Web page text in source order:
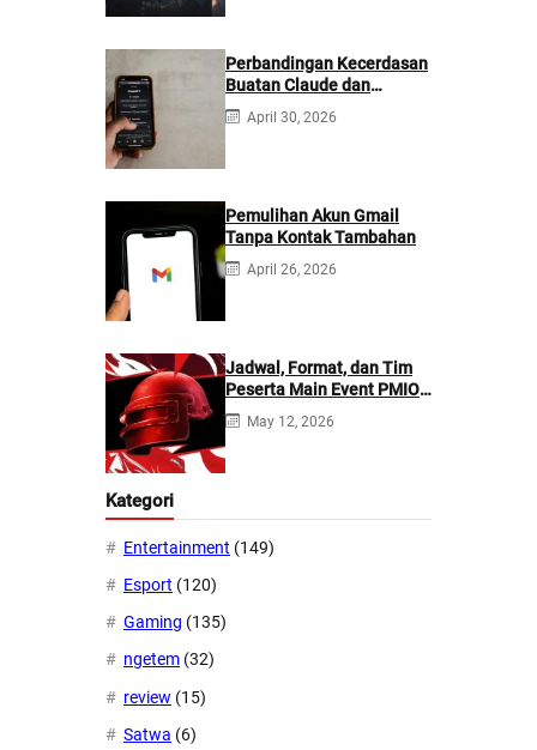
Perbandingan Kecerdasan
Buatan Claude dan
ChatGPT: Mana yang
Lebih Baik?
April 30, 2026
Pemulihan Akun Gmail
Tanpa Kontak Tambahan
April 26, 2026
Jadwal, Format, dan Tim
Peserta Main Event PMIO
2026
May 12, 2026
Kategori
Entertainment (149)
Esport (120)
Gaming (135)
ngetem (32)
review (15)
Satwa (6)